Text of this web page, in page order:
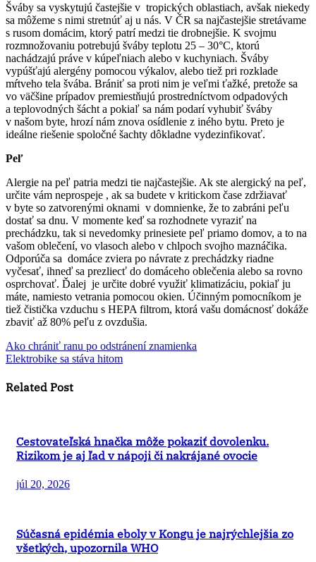
Šváby sa vyskytujú častejšie v tropických oblastiach, avšak niekedy
sa môžeme s nimi stretnúť aj u nás. V ČR sa najčastejšie stretávame
s rusom domácim, ktorý patrí medzi tie drobnejšie. K svojmu
rozmnožovaniu potrebujú šváby teplotu 25 – 30°C, ktorú
nachádzajú práve v kúpeľniach alebo v kuchyniach. Šváby
vypúšťajú alergény pomocou výkalov, alebo tiež pri rozklade
mŕtveho tela švába. Brániť sa proti nim je veľmi ťažké, pretože sa
vo väčšine prípadov premiestňujú prostredníctvom odpadových
a teplovodných šácht a pokiaľ sa nám podarí vyhubiť šváby
v našom byte, hrozí nám znova osídlenie z iného bytu. Preto je
ideálne riešenie spoločné šachty dôkladne vydezinfikovať.
Peľ
Alergie na peľ patria medzi tie najčastejšie. Ak ste alergický na peľ,
určite vám neprospeje , ak sa budete v kritickom čase zdržiavať
v byte so zatvorenými oknami v domnienke, že to zabráni peľu
dostať sa dnu. V momente keď sa rozhodnete vyraziť na
prechádzku, tak si nevedomky prinesiete peľ priamo domov, a to na
vašom oblečení, vo vlasoch alebo v chlpoch svojho maznáčika.
Odporúča sa domáce zviera po návrate z prechádzky riadne
vyčesať, ihneď sa prezliecť do domáceho oblečenia alebo sa rovno
osprchovať. Ďalej je určite dobré využiť klimatizáciu, pokiaľ ju
máte, namiesto vetrania pomocou okien. Účinným pomocníkom je
tiež čistička vzduchu s HEPA filtrom, ktorá vašu domácnosť dokáže
zbaviť až 80% peľu z ovzdušia.
Navigácia
článku
Ako chrániť ranu po odstránení znamienka
Elektrobike sa stáva hitom
Related Post
Cestovateľská hnačka môže pokaziť dovolenku.
Rizikom je aj ľad v nápoji či nakrájané ovocie
júl 20, 2026
Súčasná epidémia eboly v Kongu je najrýchlejšia zo
všetkých, upozornila WHO